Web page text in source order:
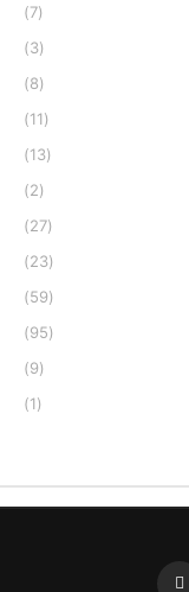
(7)
(3)
(8)
(11)
(13)
(2)
(27)
(23)
(59)
(95)
(9)
(1)